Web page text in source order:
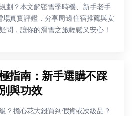
劃？本文解密雪季時機、新手老手
真實評鑑，分享周邊住宿推薦與安
問，讓你的滑雪之旅輕鬆又安心！
指南：新手選購不踩
與功效
？擔心花大錢買到假貨或次級品？